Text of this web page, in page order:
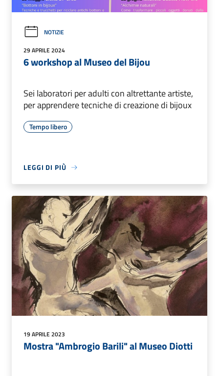
NOTIZIE
29 APRILE 2024
6 workshop al Museo del Bijou
Sei laboratori per adulti con altrettante artiste,
per apprendere tecniche di creazione di bijoux
Tempo libero
LEGGI DI PIÙ
19 APRILE 2023
Mostra "Ambrogio Barili" al Museo Diotti